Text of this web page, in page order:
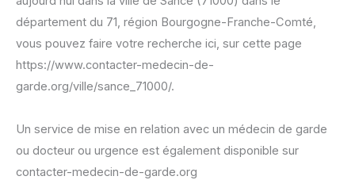
département du 71, région Bourgogne-Franche-Comté,
vous pouvez faire votre recherche ici, sur cette page
https://www.contacter-medecin-de-
garde.org/ville/sance_71000/.
Un service de mise en relation avec un médecin de garde
ou docteur ou urgence est également disponible sur
contacter-medecin-de-garde.org